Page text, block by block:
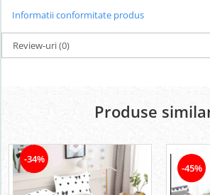
Informatii conformitate produs
Review-uri(0)
Produse
-34%
-45%